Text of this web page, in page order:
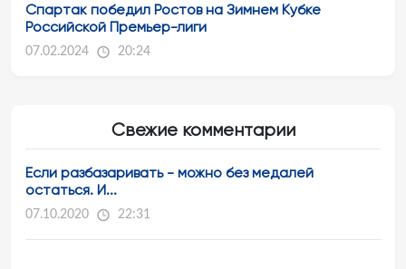
Спартак победил Ростов на Зимнем Кубке
Российской Премьер-лиги
07.02.2024 20:24
Свежие комментарии
Если разбазаривать - можно без медалей
остаться. И...
07.10.2020 22:31